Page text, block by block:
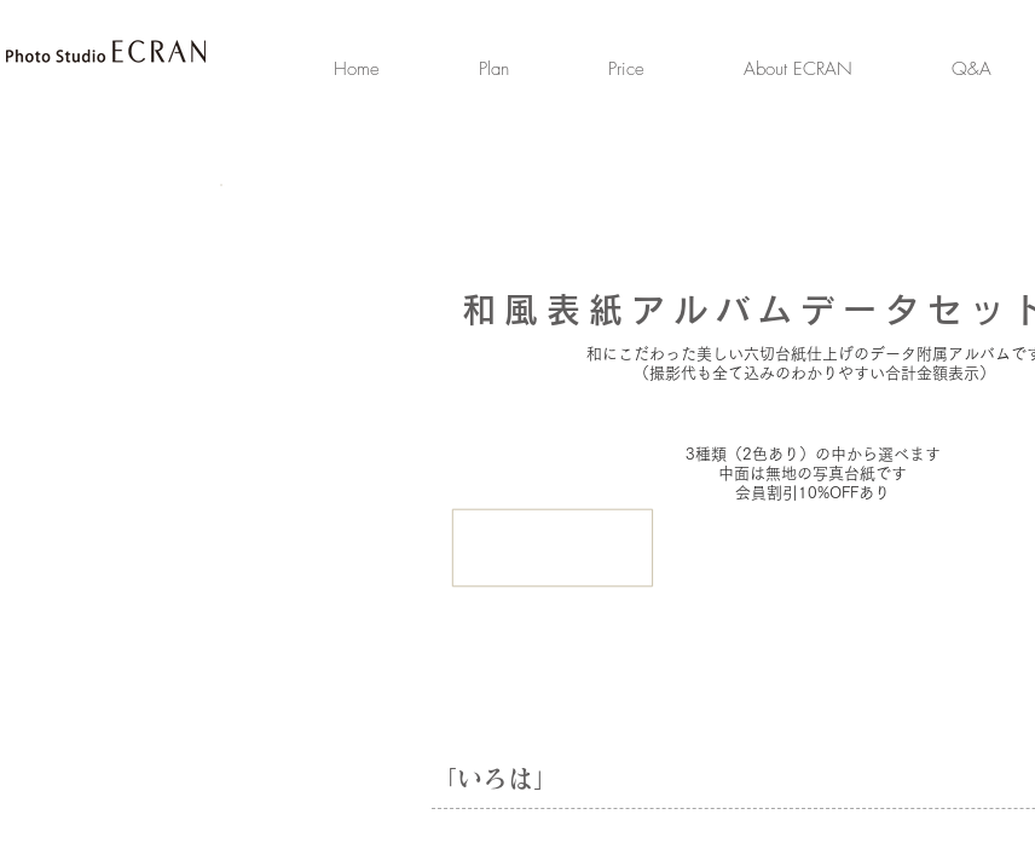
Home Plan Price About ECRAN Q&A
和風表紙アルバムデータセッ
和にこだわった美しい六切台紙仕上げのデータ附属アルバムで
（撮影代も全て込みのわかりやすい合計金額表示）
3種類（2色あり）の中から選べます
中面は無地の写真台紙です
会員割引10%OFFあり
「いろは」